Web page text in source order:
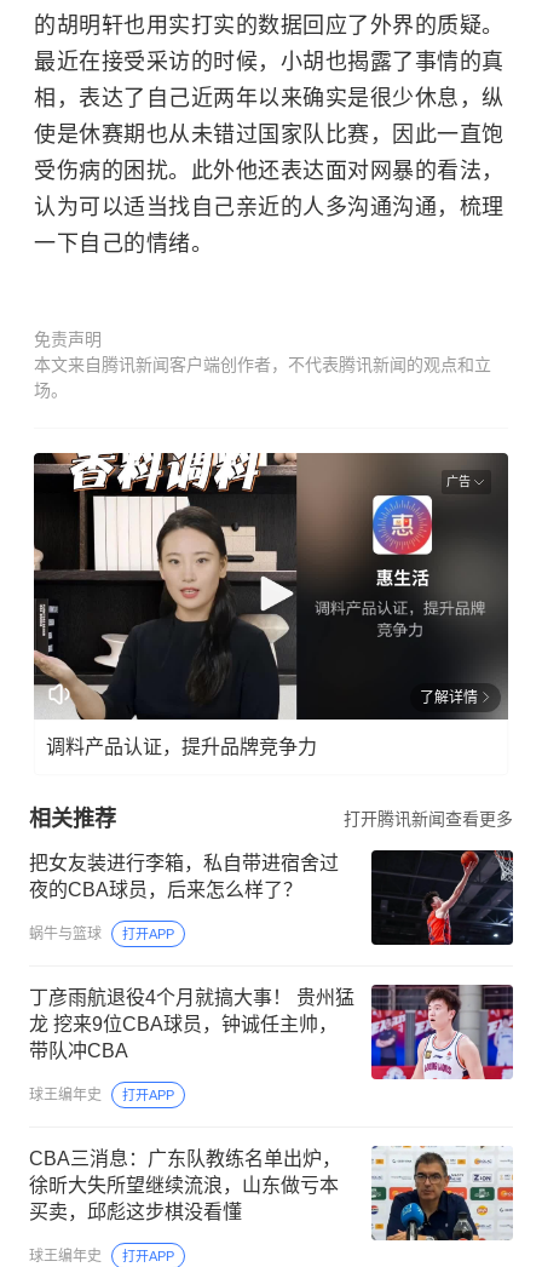
的胡明轩也用实打实的数据回应了外界的质疑。
最近在接受采访的时候，小胡也揭露了事情的真
相，表达了自己近两年以来确实是很少休息，纵
使是休赛期也从未错过国家队比赛，因此一直饱
受伤病的困扰。此外他还表达面对网暴的看法，
认为可以适当找自己亲近的人多沟通沟通，梳理
一下自己的情绪。
免责声明
本文来自腾讯新闻客户端创作者，不代表腾讯新闻的观点和立
场。
广告
了解详情
调料产品认证，提升品牌竞争力
相关推荐 打开腾讯新闻查看更多
把女友装进行李箱，私自带进宿舍过
夜的CBA球员，后来怎么样了？
蜗牛与篮球 打开APP
丁彦雨航退役4个月就搞大事！ 贵州猛
龙 挖来9位CBA球员，钟诚任主帅，
带队冲CBA
球王编年史 打开APP
CBA三消息：广东队教练名单出炉，
徐昕大失所望继续流浪，山东做亏本
买卖，邱彪这步棋没看懂
球王编年史 打开APP